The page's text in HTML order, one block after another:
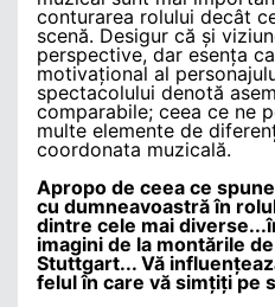
conturarea rolului decât
scenă. Desigur că și
perspective, dar esența
motivațional al
spectacolului denotă
comparabile; ceea ce ne
multe elemente de
coordonata muzicală.
Apropo de ceea ce
cu dumneavoastră în
dintre cele mai
imagini de la montările
Stuttgart... Vă
felul în care vă simțiți pe